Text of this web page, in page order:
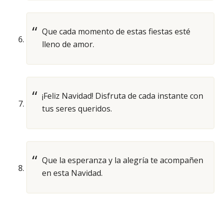
Que cada momento de estas fiestas esté
lleno de amor.
¡Feliz Navidad! Disfruta de cada instante con
tus seres queridos.
Que la esperanza y la alegría te acompañen
en esta Navidad.